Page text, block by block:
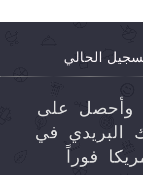
الحالي
على
البريدي في
فوراً